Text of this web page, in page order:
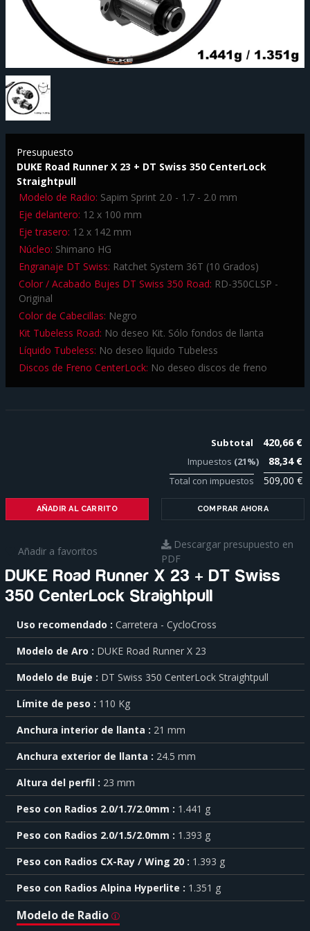
Presupuesto
DUKE Road Runner X 23 + DT Swiss 350 CenterLock
Straightpull
Modelo de Radio: Sapim Sprint 2.0 - 1.7 - 2.0 mm
Eje delantero: 12 x 100 mm
Eje trasero: 12 x 142 mm
Núcleo: Shimano HG
Engranaje DT Swiss: Ratchet System 36T (10 Grados)
Color / Acabado Bujes DT Swiss 350 Road: RD-350CLSP -
Original
Color de Cabecillas: Negro
Kit Tubeless Road: No deseo Kit. Sólo fondos de llanta
Líquido Tubeless: No deseo líquido Tubeless
Discos de Freno CenterLock: No deseo discos de freno
Subtotal 420,66 €
Impuestos (21%) 88,34 €
Total con impuestos 509,00 €
AÑADIR AL CARRITO COMPRAR AHORA
Añadir a favoritos
Descargar presupuesto en
PDF
DUKE Road Runner X 23 + DT Swiss
350 CenterLock Straightpull
saber
más
sobre
cada
característica
haga
click
sobre
símbolo
.
También
mostrar
toda
información.
Uso recomendado
Carretera - CycloCross
Modelo de Aro
DUKE Road Runner X 23
Modelo de Buje
DT Swiss 350 CenterLock Straightpull
Límite de peso
110 Kg
Anchura interior de llanta
21 mm
Anchura exterior de llanta
24.5 mm
Altura del perfil
23 mm
Peso con Radios 2.0/1.7/2.0mm
1.441 g
Peso con Radios 2.0/1.5/2.0mm
1.393 g
Peso con Radios CX-Ray / Wing 20
1.393 g
Peso con Radios Alpina Hyperlite
1.351 g
Modelo de Radio